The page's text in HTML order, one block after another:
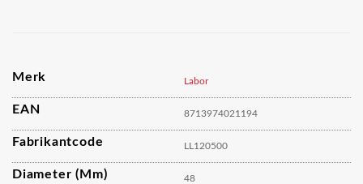
Merk Labor
EAN 8713974021194
Fabrikantcode LL120500
Diameter (mm) 48